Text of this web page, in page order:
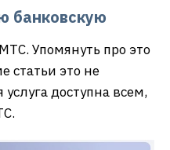
банковскую
Упомянуть про это
статьи это не
доступна всем,